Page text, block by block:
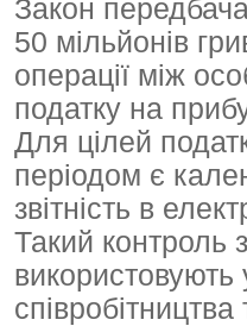
Закон
50 мільйонів
операції між
податку на
Для цілей
періодом є
звітність в
Такий контроль
використовують
співробітництва